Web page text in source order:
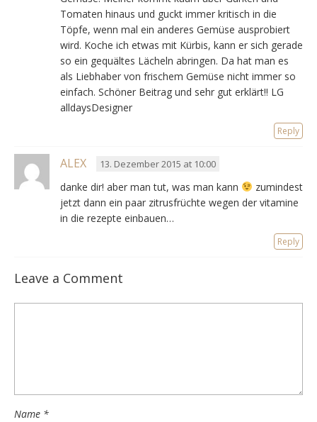
Tomaten hinaus und guckt immer kritisch in die
Töpfe, wenn mal ein anderes Gemüse ausprobiert
wird. Koche ich etwas mit Kürbis, kann er sich gerade
so ein gequältes Lächeln abringen. Da hat man es
als Liebhaber von frischem Gemüse nicht immer so
einfach. Schöner Beitrag und sehr gut erklärt!! LG
alldaysDesigner
Reply
ALEX 13. Dezember 2015 at 10:00
danke dir! aber man tut, was man kann
zumindest
jetzt dann ein paar zitrusfrüchte wegen der vitamine
in die rezepte einbauen…
Reply
Leave a Comment
Name *